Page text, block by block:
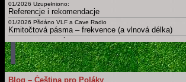
01/2026 Uzupełniono:
Referencje i rekomendacje
01/2026 Přidáno VLF a Cave Radio
Kmitočtová pásma – frekvence (a vlnová délka)
Certifikáty a osvědčení
02/2025
01/2025 Uzupełnieno: Ostatnia Wieczerza
Blog – Čeština pro Poláky